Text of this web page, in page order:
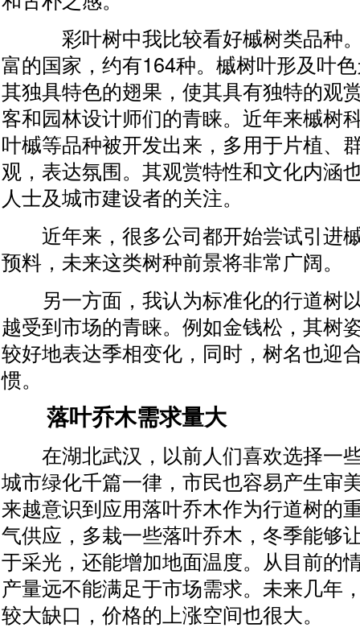
彩叶树中我比较看好槭树类品种。
富的国家，约有164种。槭树叶形及叶
其独具特色的翅果，使其具有独特的观
客和园林设计师们的青睐。近年来槭树
叶槭等品种被开发出来，多用于片植、
观，表达氛围。其观赏特性和文化内涵
人士及城市建设者的关注。
近年来，很多公司都开始尝试引进
预料，未来这类树种前景将非常广阔。
另一方面，我认为标准化的行道树
越受到市场的青睐。例如金钱松，其树
较好地表达季相变化，同时，树名也迎
惯。
落叶乔木需求量大
在湖北武汉，以前人们喜欢选择一
城市绿化千篇一律，市民也容易产生审
来越意识到应用落叶乔木作为行道树的
气供应，多栽一些落叶乔木，冬季能够
于采光，还能增加地面温度。从目前的
产量远不能满足于市场需求。未来几年
较大缺口，价格的上涨空间也很大。